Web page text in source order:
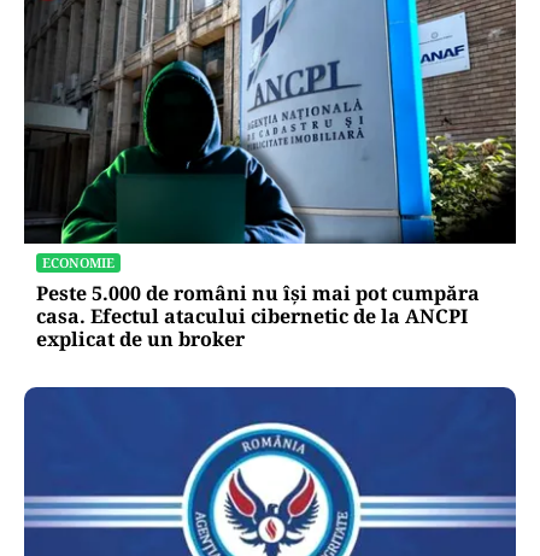
ECONOMIE
Peste 5.000 de români nu își mai pot cumpăra
casa. Efectul atacului cibernetic de la ANCPI
explicat de un broker